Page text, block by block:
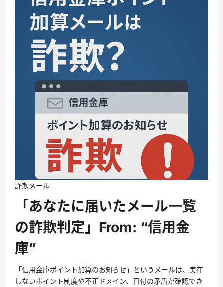
詐欺メール
「あなたに届いたメール一覧
の詐欺判定」From: “信用金
庫”
「信用金庫ポイント加算のお知らせ」というメールは、実在
しないポイント制度や不正ドメイン、日付の矛盾が確認でき